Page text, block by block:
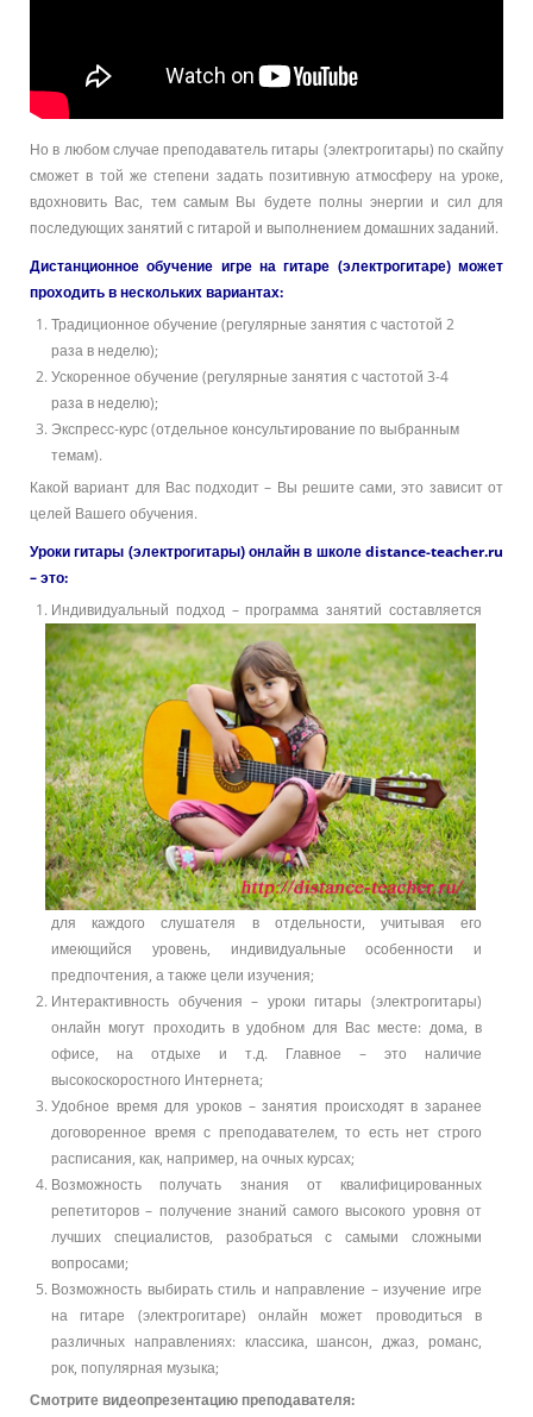
Но в любом случае преподаватель гитары (электрогитары) по скайпу
сможет в той же степени задать позитивную атмосферу на уроке,
вдохновить Вас, тем самым Вы будете полны энергии и сил для
последующих занятий с гитарой и выполнением домашних заданий.
Дистанционное обучение игре на гитаре (электрогитаре) может
проходить в нескольких вариантах:
Традиционное обучение (регулярные занятия с частотой 2
раза в неделю);
Ускоренное обучение (регулярные занятия с частотой 3-4
раза в неделю);
Экспресс-курс (отдельное консультирование по выбранным
темам).
Какой вариант для Вас подходит – Вы решите сами, это зависит от
целей Вашего обучения.
Уроки гитары (электрогитары) онлайн в школе distance-teacher.ru
– это:
Индивидуальный подход – программа занятий составляется
для каждого слушателя в отдельности, учитывая его
имеющийся уровень, индивидуальные особенности и
предпочтения, а также цели изучения;
Интерактивность обучения – уроки гитары (электрогитары)
онлайн могут проходить в удобном для Вас месте: дома, в
офисе, на отдыхе и т.д. Главное – это наличие
высокоскоростного Интернета;
Удобное время для уроков – занятия происходят в заранее
договоренное время с преподавателем, то есть нет строго
расписания, как, например, на очных курсах;
Возможность получать знания от квалифицированных
репетиторов – получение знаний самого высокого уровня от
лучших специалистов, разобраться с самыми сложными
вопросами;
Возможность выбирать стиль и направление – изучение игре
на гитаре (электрогитаре) онлайн может проводиться в
различных направлениях: классика, шансон, джаз, романс,
рок, популярная музыка;
Смотрите видеопрезентацию преподавателя: